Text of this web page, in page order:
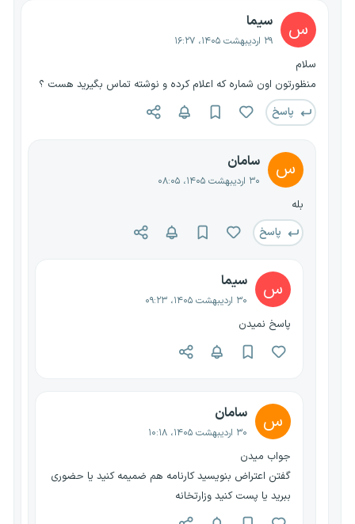
س سیما
۲۹ اردیبهشت ۱۴۰۵، ۱۶:۲۷
سلام
منظورتون اون شماره که اعلام کرده و نوشته تماس بگیرید هست ؟
پاسخ
س سامان
۳۰ اردیبهشت ۱۴۰۵، ۰۸:۰۵
بله
پاسخ
س سیما
۳۰ اردیبهشت ۱۴۰۵، ۰۹:۲۳
پاسخ نمیدن
س سامان
۳۰ اردیبهشت ۱۴۰۵، ۱۰:۱۸
جواب میدن
گفتن اعتراض بنویسید کارنامه هم ضمیمه کنید یا حضوری
ببرید یا پست کنید وزارتخانه